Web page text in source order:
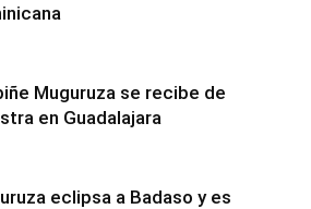
Muguruza se recibe de
en Guadalajara
eclipsa a Badaso y es